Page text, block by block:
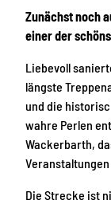
Zunächst noch
einer der
Liebevoll
längste
und die
wahre Perlen
Wackerbarth,
Die Strecke ist